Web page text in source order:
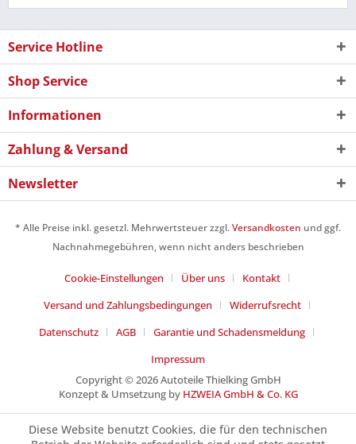
Service Hotline
Shop Service
Informationen
Zahlung & Versand
Newsletter
* Alle Preise inkl. gesetzl. Mehrwertsteuer zzgl.Versandkosten und ggf.
Nachnahmegebühren, wenn nicht anders beschrieben
Cookie-Einstellungen Über uns
Kontakt
Versand und Zahlungsbedingungen
Widerrufsrecht
Datenschutz
AGB
Garantie und Schadensmeldung
Impressum
Copyright © 2026 Autoteile Thielking GmbH
Konzept & Umsetzung by HZWEIA GmbH & Co. KG
Diese Website benutzt Cookies, die für den technischen